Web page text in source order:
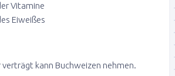
Vitamine
Eiweißes
verträgt kann Buchweizen nehmen.